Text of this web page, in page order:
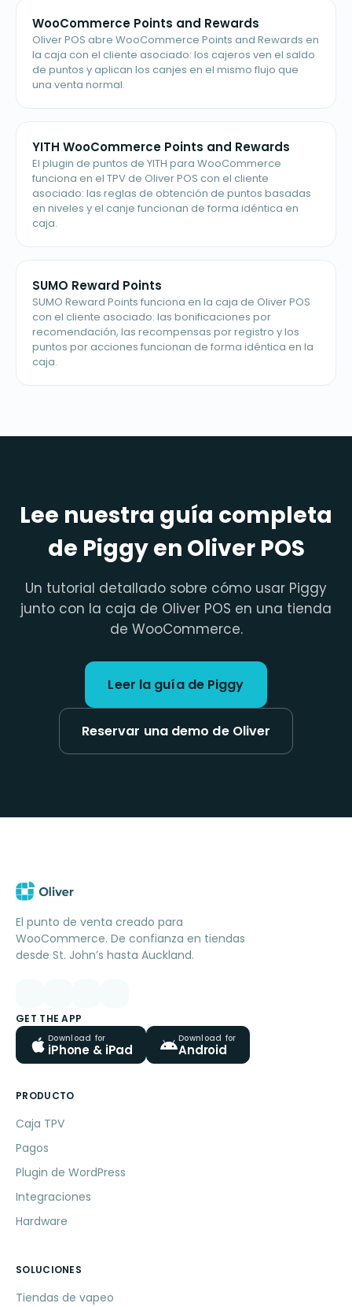
WooCommerce Points and Rewards
Oliver POS abre WooCommerce Points and Rewards en
la caja con el cliente asociado: los cajeros ven el saldo
de puntos y aplican los canjes en el mismo flujo que
una venta normal.
YITH WooCommerce Points and Rewards
El plugin de puntos de YITH para WooCommerce
funciona en el TPV de Oliver POS con el cliente
asociado: las reglas de obtención de puntos basadas
en niveles y el canje funcionan de forma idéntica en
caja.
SUMO Reward Points
SUMO Reward Points funciona en la caja de Oliver POS
con el cliente asociado: las bonificaciones por
recomendación, las recompensas por registro y los
puntos por acciones funcionan de forma idéntica en la
caja.
Lee nuestra guía completa
de Piggy en Oliver POS
Un tutorial detallado sobre cómo usar Piggy
junto con la caja de Oliver POS en una tienda
de WooCommerce.
Leer la guía de Piggy
Reservar una demo de Oliver
El punto de venta creado para
WooCommerce. De confianza en tiendas
desde St. John’s hasta Auckland.
GET THE APP
Download for
iPhone & iPad
Download for
Android
PRODUCTO
Caja TPV
Pagos
Plugin de WordPress
Integraciones
Hardware
SOLUCIONES
Tiendas de vapeo